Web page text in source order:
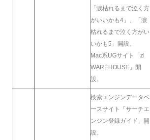
「涙枯れるまで泣く方
がいいかも4」、「涙
枯れるまで泣く方がい
いかも5」開設。
Mac系UGサイト「zl
WAREHOUSE」開
設。
検索エンジンデータベ
ースサイト「サーチエ
ンジン登録ガイド」開
設。